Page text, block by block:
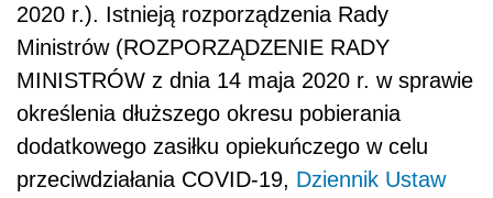
2020 r.). Istnieją rozporządzenia Rady
Ministrów (ROZPORZĄDZENIE RADY
MINISTRÓW z dnia 14 maja 2020 r. w sprawie
określenia dłuższego okresu pobierania
dodatkowego zasiłku opiekuńczego w celu
przeciwdziałania COVID-19, Dziennik Ustaw